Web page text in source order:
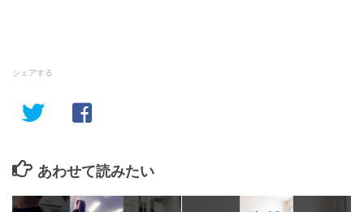
シェアする
あわせて読みたい